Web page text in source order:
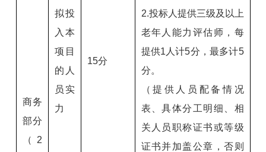
商务
部分
（2
拟投
入本
项目
的人
员实
力
15分
2.投标人提供三级及以上
老年人能力评估师，每
提供1人计5分，最多计5
分。
（提供人员配备情况
表、具体分工明细、相
关人员职称证书或等级
证书并加盖公章，否则